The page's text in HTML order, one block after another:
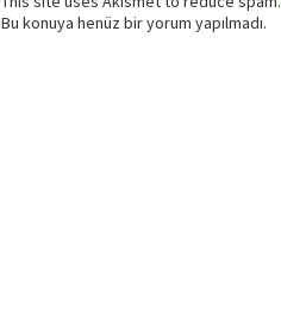
Bu konuya henüz bir yorum yapılmadı.